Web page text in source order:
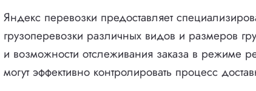
Яндекс перевозки предоставляет
грузоперевозки различных видов и размеров
и возможности отслеживания заказа в режиме
могут эффективно контролировать процесс